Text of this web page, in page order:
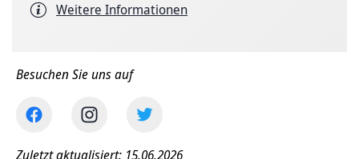
Weitere Informationen
Besuchen Sie uns auf
Zuletzt aktualisiert: 15.06.2026